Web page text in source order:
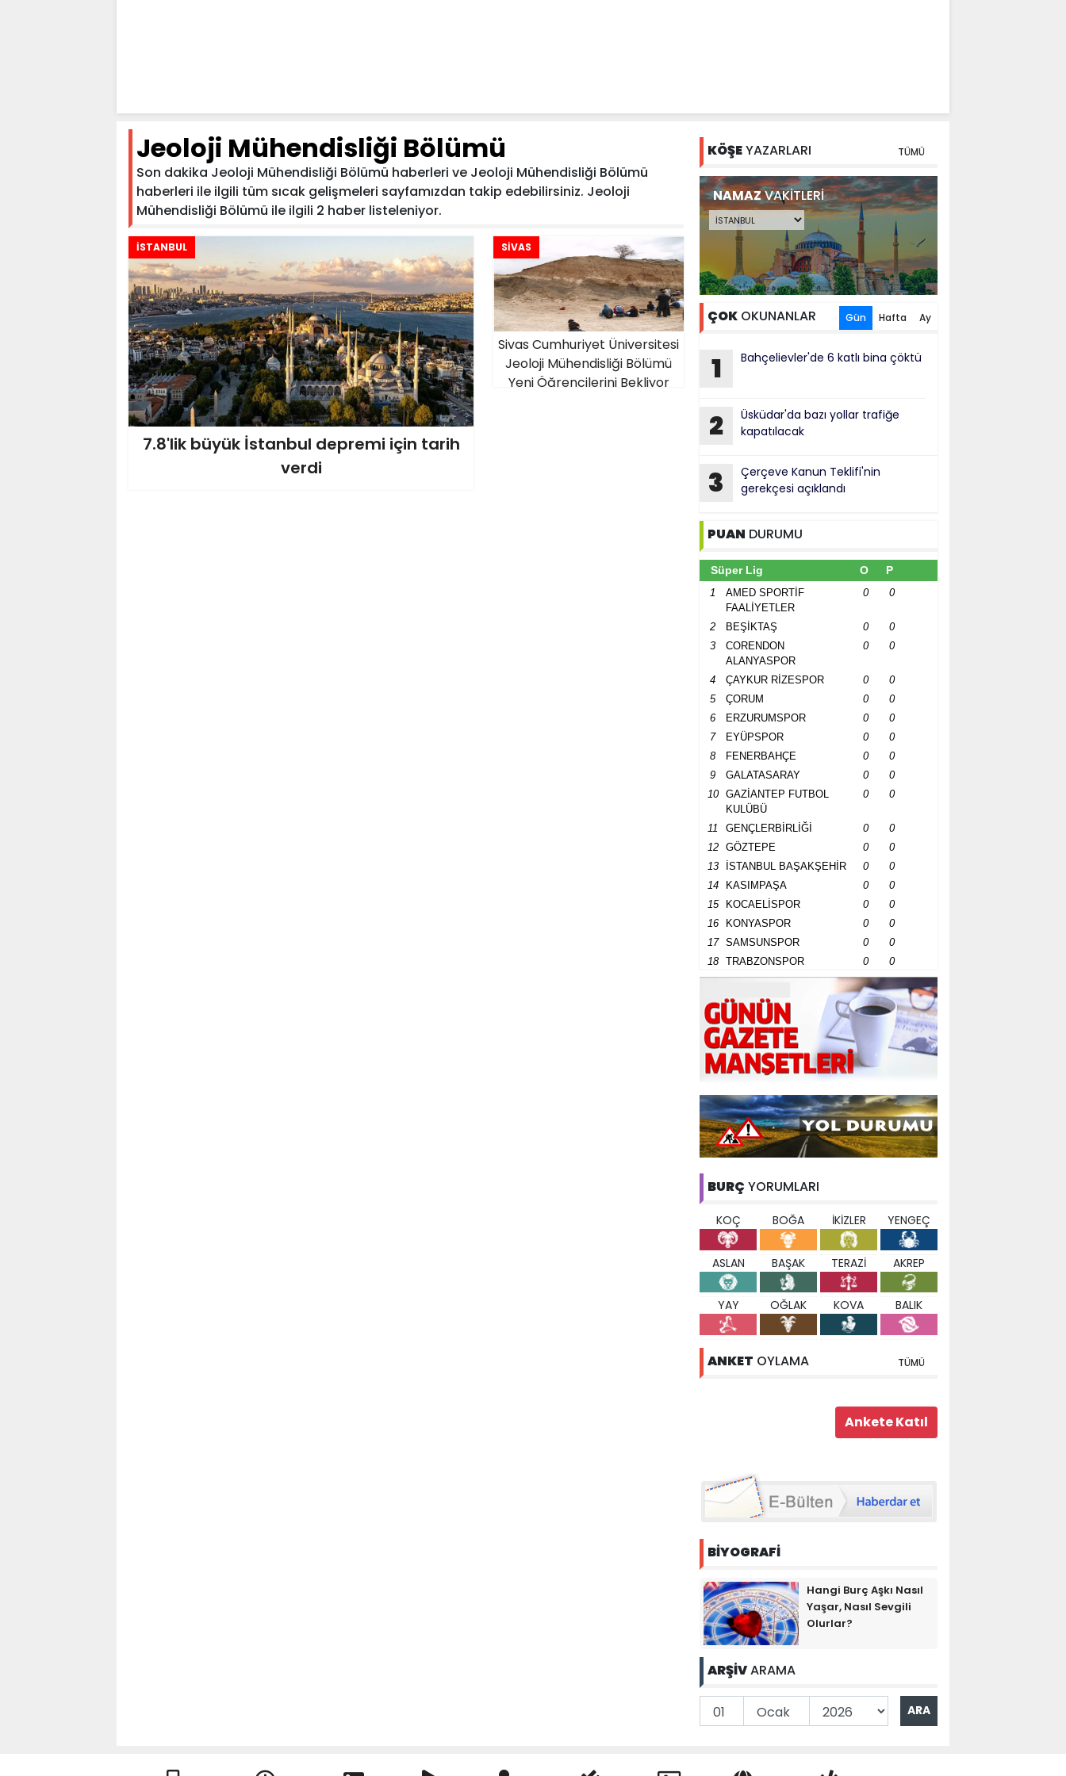
Jeoloji Mühendisliği Bölümü
Son dakika Jeoloji Mühendisliği Bölümü haberleri ve Jeoloji Mühendisliği Bölümü
haberleri ile ilgili tüm sıcak gelişmeleri sayfamızdan takip edebilirsiniz. Jeoloji
Mühendisliği Bölümü ile ilgili 2 haber listeleniyor.
İSTANBUL
7.8'lik büyük İstanbul depremi için tarih
verdi
SİVAS
Sivas Cumhuriyet Üniversitesi
Jeoloji Mühendisliği Bölümü
Yeni Öğrencilerini Bekliyor
KÖŞEYAZARLARI TÜMÜ
NAMAZVAKİTLERİ
ÇOK OKUNANLAR Gün Hafta Ay
1 Bahçelievler'de 6 katlı bina çöktü
2
Üsküdar'da bazı yollar trafiğe
kapatılacak
3
Çerçeve Kanun Teklifi'nin
gerekçesi açıklandı
PUAN DURUMU
Süper Lig O P
1
AMED SPORTİF
FAALİYETLER
0 0
2 BEŞİKTAŞ 0
0
3
CORENDON
ALANYASPOR
0 0
4 ÇAYKUR RİZESPOR 0
0
5
ÇORUM 0
0
6
ERZURUMSPOR 0
0
7
EYÜPSPOR 0
0
8
FENERBAHÇE 0
0
9
GALATASARAY 0
0
10
GAZİANTEP FUTBOL
KULÜBÜ
0 0
11 GENÇLERBİRLİĞİ 0
0
12
GÖZTEPE 0
0
13
İSTANBUL BAŞAKŞEHİR 0
0
14
KASIMPAŞA 0
0
15
KOCAELİSPOR 0
0
16
KONYASPOR 0
0
17
SAMSUNSPOR 0
0
18
TRABZONSPOR 0 0
BURÇ YORUMLARI
KOÇ BOĞA İKİZLER YENGEÇ
ASLAN BAŞAK TERAZİ AKREP
YAY OĞLAK KOVA BALIK
ANKET OYLAMA TÜMÜ
BİYOGRAFİ
Hangi Burç Aşkı Nasıl
Yaşar, Nasıl Sevgili
Olurlar?
ARŞİVARAMA